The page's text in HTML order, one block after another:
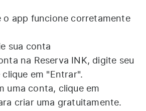
o app funcione corretamente
sua conta
na Reserva INK, digite seu
clique em "Entrar".
uma conta, clique em
criar uma gratuitamente.